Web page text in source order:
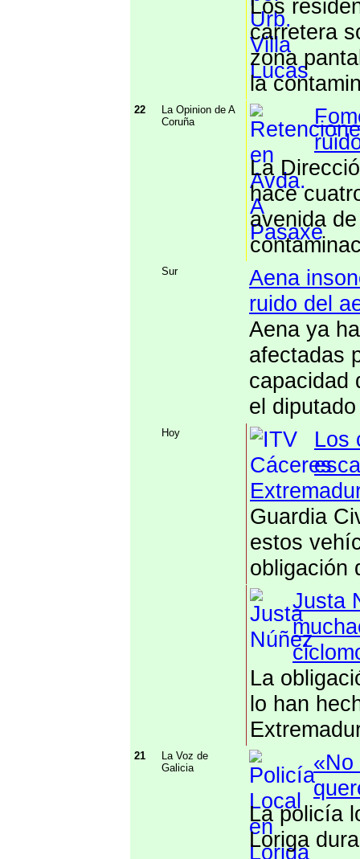
Los
carretera
zona
la
22
La Opinion de A
Coruña
La
hace
avenida
Sur
Aena
ruido del
Aena ya
afectadas
capacidad
el
Hoy
Los
Guardia
estos
obligación
Justa
La
lo han
21
La Voz de
Galicia
«No
La policía
Loriga